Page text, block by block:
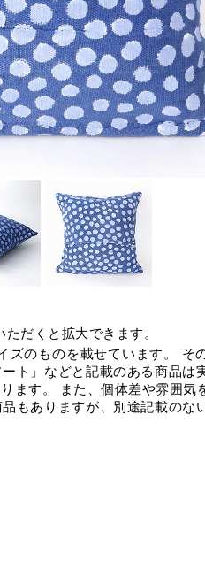
だくと拡大できます。
ズのものを載せています。 そ
ト」などと記載のある商品は
ます。 また、個体差や雰囲気
もありますが、別途記載のな